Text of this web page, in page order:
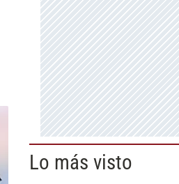
Lo más visto